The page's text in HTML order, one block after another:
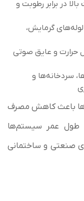
در برابر رطوبت و
گرمایش،
حرارت و عایق صوتی
سردخانه‌ها و
باعث کاهش مصرف
طول عمر سیستم‌ها
صنعتی و ساختمانی